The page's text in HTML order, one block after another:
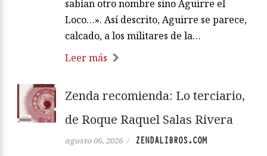
en el casco, especial cuando estaba
enojado […]. Fue un gran sufridor de
trabajos, especialmente del sueño […].
Era naturalmente enemigo de los
hombres […]. Fue siempre cauteloso,
vario y fementido, engañador […]. Era
sabían otro nombre sino Aguirre el